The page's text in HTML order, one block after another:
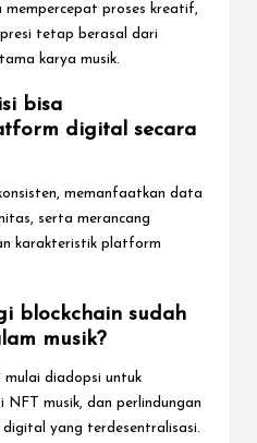
mempercepat proses kreatif,
tetap berasal dari
karya musik.
bisa
digital secara
memanfaatkan data
serta merancang
karakteristik platform
blockchain sudah
musik?
mulai diadopsi untuk
musik, dan perlindungan
yang terdesentralisasi.